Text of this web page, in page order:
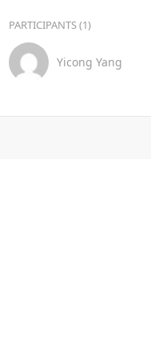
PARTICIPANTS (1)
Yicong Yang